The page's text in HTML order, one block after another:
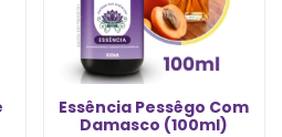
Essência Pessêgo Com
Damasco (100ml)